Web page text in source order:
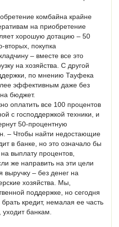
комбайна крайне
на приобретение
хорошую дотацию – 50
вторых, покупка
– вместе все это
на хозяйства. С другой
по мнению Тауфека
эффективным даже без
бюджет.
оплатить все 100 процентов
с господдержкой техники, и
50-процентную
– Чтобы найти недостающие
в банке, но это означало бы
выплату процентов,
же направить на эти цели
– без денег на
хозяйства. Мы,
поддержке, но сегодня
брать кредит, немалая ее часть
банкам.